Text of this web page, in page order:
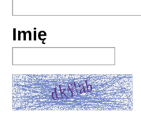
Imię